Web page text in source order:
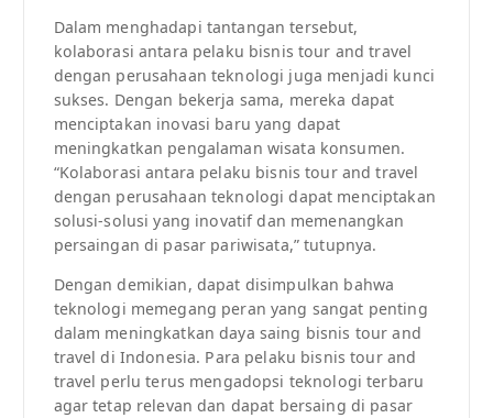
Dalam menghadapi tantangan tersebut,
kolaborasi antara pelaku bisnis tour and travel
dengan perusahaan teknologi juga menjadi kunci
sukses. Dengan bekerja sama, mereka dapat
menciptakan inovasi baru yang dapat
meningkatkan pengalaman wisata konsumen.
“Kolaborasi antara pelaku bisnis tour and travel
dengan perusahaan teknologi dapat menciptakan
solusi-solusi yang inovatif dan memenangkan
persaingan di pasar pariwisata,” tutupnya.
Dengan demikian, dapat disimpulkan bahwa
teknologi memegang peran yang sangat penting
dalam meningkatkan daya saing bisnis tour and
travel di Indonesia. Para pelaku bisnis tour and
travel perlu terus mengadopsi teknologi terbaru
agar tetap relevan dan dapat bersaing di pasar